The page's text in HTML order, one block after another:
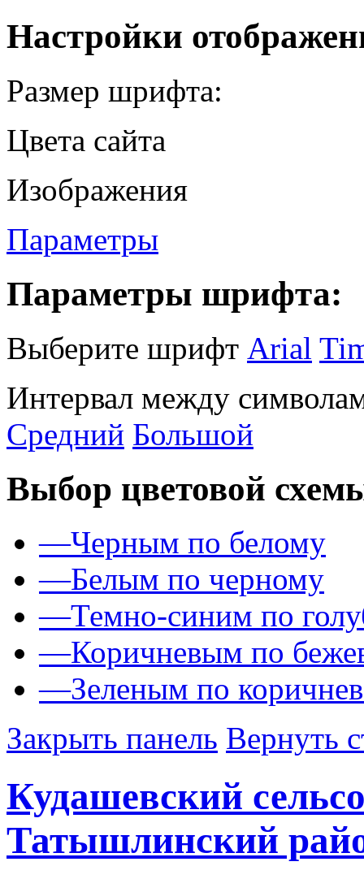
Настройки
Размер шрифта:
Цвета сайта
Изображения
Параметры
Параметры шрифта:
Выберите шрифт Arial
Интервал между
Средний Большой
Выбор цветовой
—Черным по белому
—Белым по черному
—Темно-синим по
—Коричневым по
—Зеленым по
Закрыть панель Вернуть
Кудашевский
Татышлинский